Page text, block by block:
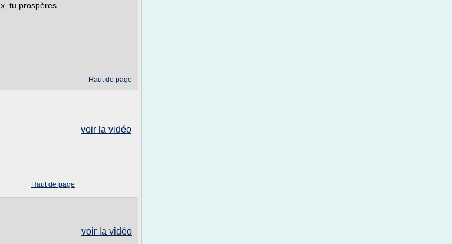
tu prospères.
Haut de page
voir la vidéo
Haut de page
voir la vidéo